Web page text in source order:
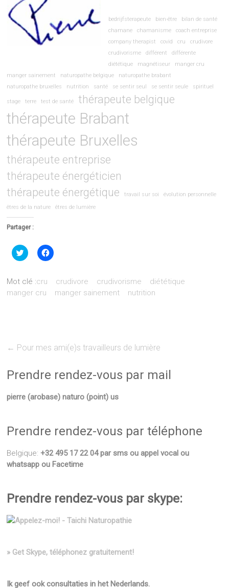
bedrijfsterapeute bien-être
bilan de santé
chamane
chamanisme
coach entreprise
company therapist
covid cru
crudivore
crudivorisme
différent
différente
diététique
magnétiseur
manger cru
manger sainement
naturopathe belgique
naturopathe brabant
naturopathe bruxelles
nutrition santé se sentir seul se sentir seule spirituel
stage terre test de santé thérapeute belgique
thérapeute Brabant
thérapeute Bruxelles
thérapeute entreprise
thérapeute énergéticien
thérapeute énergétique
travail sur soi
évolution personnelle
êtres de la nature
êtres de lumière
Partager :
Cliquez
pour
Twitter(ouvre
dans
une
nouvelle
Cliquez
pour
Facebook(ouvre
dans
une
nouvelle
Mot clé :cru crudivore crudivorisme
diététique
manger cru
manger sainement nutrition
← Pour mes ami(e)s travailleurs de lumière
Prendre rendez-vous par mail
pierre (arobase) naturo (point) us
Prendre rendez-vous par téléphone
Belgique:+32 495 17 22 04 par sms ou appel vocal ou
whatsapp ou Facetime
Prendre rendez-vous par skype:
» Get Skype, téléphonez gratuitement!
Ik geef ook consultaties in het Nederlands.